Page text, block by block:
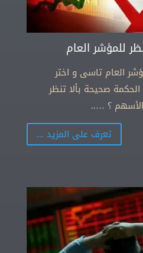
للمؤشر العام
العام تاسى و اختر
صحيحة بألا تنظر
؟ …..
تعرف على المزيد ...